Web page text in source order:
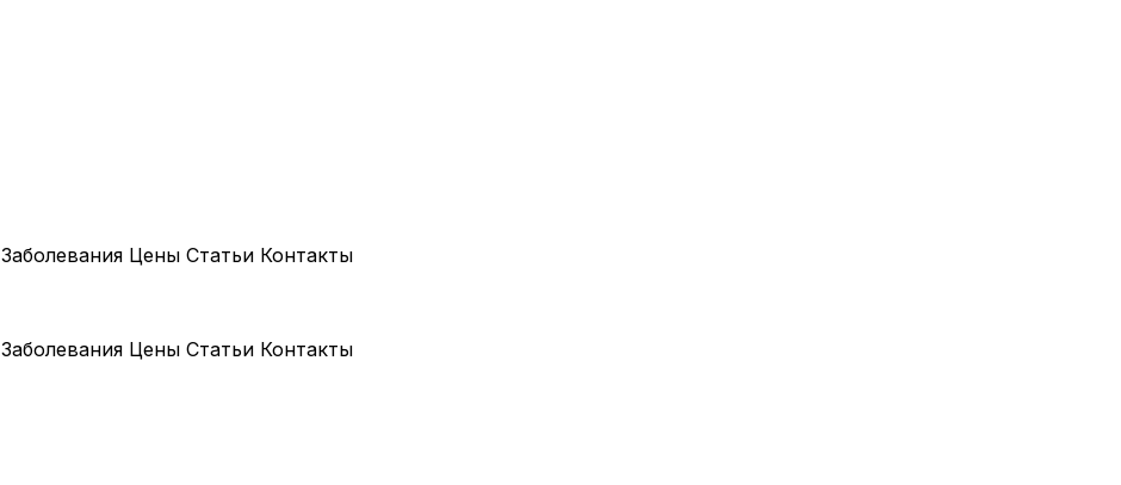
Заболевания Цены Статьи Контакты
Заболевания Цены Статьи Контакты